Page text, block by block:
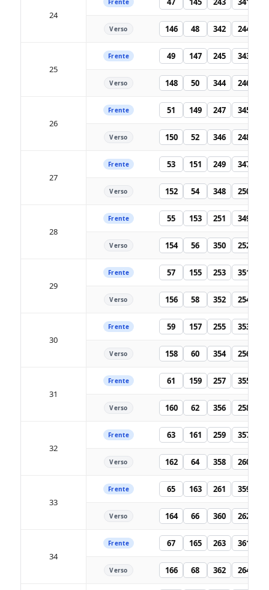
24
Verso 146 48 342 244
25
Frente 49 147 245 343
Verso 148 50 344 246
26
Frente 51 149 247 345
Verso 150 52 346 248
27
Frente 53 151 249 347
Verso 152 54 348 250
28
Frente 55 153 251 349
Verso 154 56 350 252
29
Frente 57 155 253 351
Verso 156 58 352 254
30
Frente 59 157 255 353
Verso 158 60 354 256
31
Frente 61 159 257 355
Verso 160 62 356 258
32
Frente 63 161 259 357
Verso 162 64 358 260
33
Frente 65 163 261 359
Verso 164 66 360 262
34
Frente 67 165 263 361
Verso 166 68 362 264